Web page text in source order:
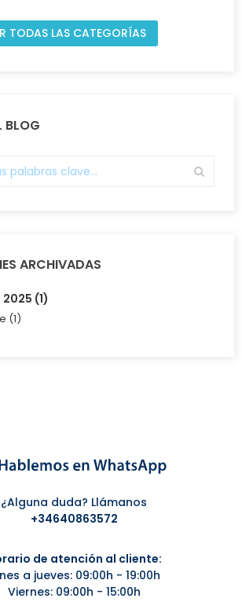
TODAS LAS CATEGORÍAS
BLOG
ARCHIVADAS
(1)
(1)
¿Alguna duda? Llámanos
+34640863572
de atención al cliente:
a jueves: 09:00h - 19:00h
Viernes: 09:00h - 15:00h